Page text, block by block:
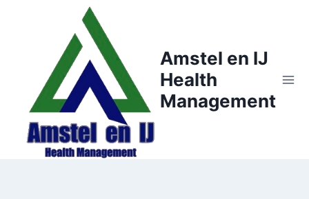
Amstel en IJ
Health
Management